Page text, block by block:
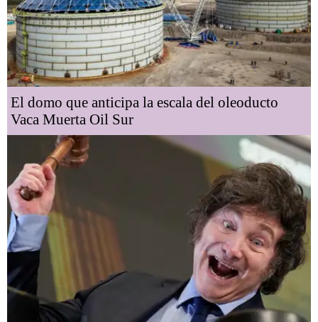
El domo que anticipa la escala del oleoducto
Vaca Muerta Oil Sur